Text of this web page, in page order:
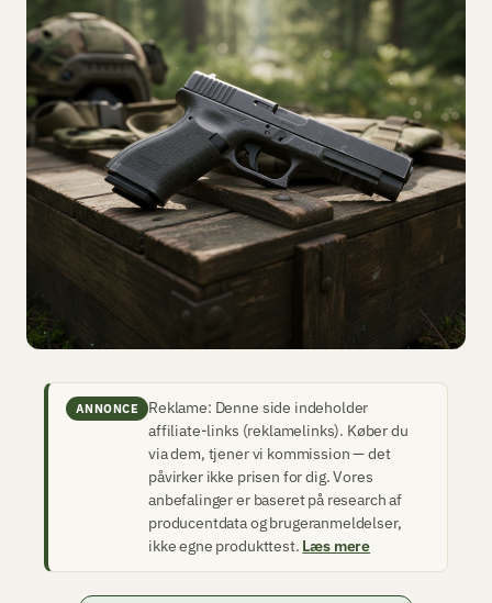
ANNONCE
Reklame: Denne side indeholder
affiliate-links (reklamelinks). Køber du
via dem, tjener vi kommission — det
påvirker ikke prisen for dig. Vores
anbefalinger er baseret på research af
producentdata og brugeranmeldelser,
ikke egne produkttest. Læs mere